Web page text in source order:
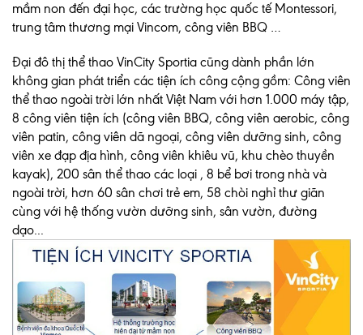
mầm non đến đại học, các trường học quốc tế Montessori,
trung tâm thương mại Vincom, công viên BBQ …
Đại đô thị thể thao VinCity Sportia cũng dành phần lớn
không gian phát triển các tiện ích công cộng gồm: Công viên
thể thao ngoài trời lớn nhất Việt Nam với hơn 1.000 máy tập,
8 công viên tiện ích (công viên BBQ, công viên aerobic, công
viên patin, công viên dã ngoại, công viên dưỡng sinh, công
viên xe đạp địa hình, công viên khiêu vũ, khu chèo thuyền
kayak), 200 sân thể thao các loại , 8 bể bơi trong nhà và
ngoài trời, hơn 60 sân chơi trẻ em, 58 chòi nghỉ thư giãn
cùng với hệ thống vườn dưỡng sinh, sân vườn, đường
dạo...